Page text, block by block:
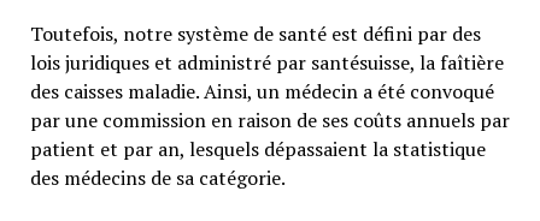
Toutefois, notre système de santé est défini par des
lois juridiques et administré par santésuisse, la faîtière
des caisses maladie. Ainsi, un médecin a été convoqué
par une commission en raison de ses coûts annuels par
patient et par an, lesquels dépassaient la statistique
des médecins de sa catégorie.